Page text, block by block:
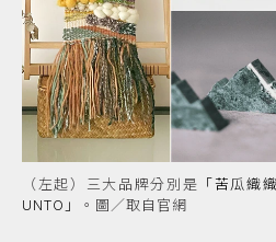
（左起）三大品牌分別是 「苦瓜織織
UNTO」
。圖／取自官網